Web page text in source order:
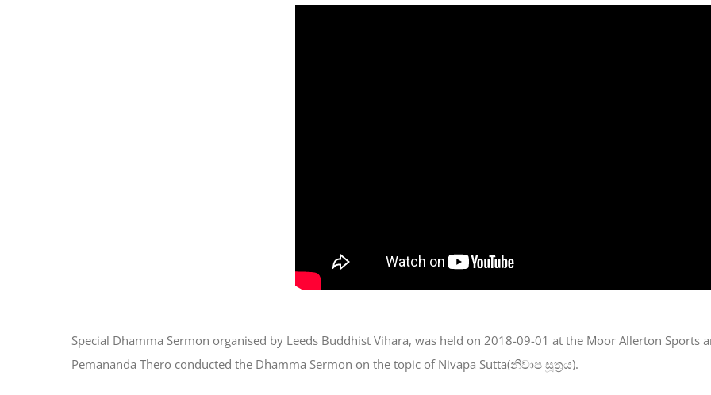
Special Dhamma Sermon organised by Leeds Buddhist Vihara, was held on 2018-09-01 at the Moor Allerton Sports
Pemananda Thero conducted the Dhamma Sermon on the topic of Nivapa Sutta(නිවාප සූත්‍රය).